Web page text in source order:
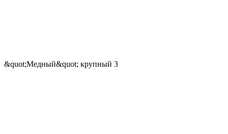
&quot;Медный&quot; крупный 3